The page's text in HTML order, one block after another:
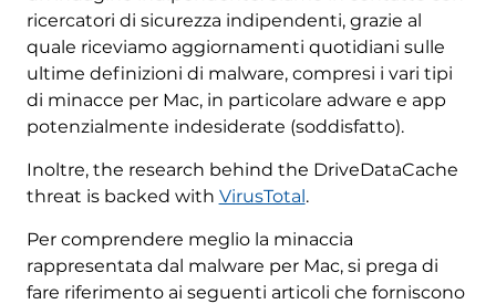
ricercatori di sicurezza indipendenti, grazie al
quale riceviamo aggiornamenti quotidiani sulle
ultime definizioni di malware, compresi i vari tipi
di minacce per Mac, in particolare adware e app
potenzialmente indesiderate (soddisfatto).
Inoltre, the research behind the DriveDataCache
threat is backed with VirusTotal.
Per comprendere meglio la minaccia
rappresentata dal malware per Mac, si prega di
fare riferimento ai seguenti articoli che forniscono